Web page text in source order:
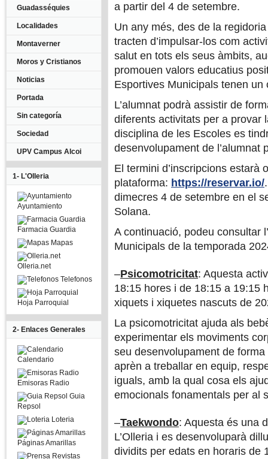
Guadasséquies
Localidades
Montaverner
Moros y Cristianos
Noticias
Portada
Sin categoría
Sociedad
UPV Campus Alcoi
1- L'Olleria
Ayuntamiento
Farmacia Guardia
Mapas
Olleria.net
Telefonos
Hoja Parroquial
2- Enlaces Generales
Calendario
Emisoras Radio
Guia
Repsol
Loteria
Páginas Amarillas
a partir del 4 de setembre.
Un any més, des de la
tracten d’impulsar-los com
salut en tots els seus àmbits,
promouen valors educatius
Esportives Municipals tenen
L’alumnat podrà assistir de
diferents activitats per a provar
disciplina de les Escoles es
desenvolupament de l’alumnat
El termini d’inscripcions estarà
plataforma: https://reservar.io/
dimecres 4 de setembre en el
Solana.
A continuació, podeu consultar
Municipals de la temporada
–Psicomotricitat: Aquesta
18:15 hores i de 18:15 a 19:15
xiquets i xiquetes nascuts de
La psicomotricitat ajuda als
experimentar els moviments
seu desenvolupament de
aprèn a treballar en equip,
iguals, amb la qual cosa els
emocionals fonamentals per al
–Taekwondo: Aquesta és una
L’Olleria i es desenvoluparà
dividits per edats en horaris de